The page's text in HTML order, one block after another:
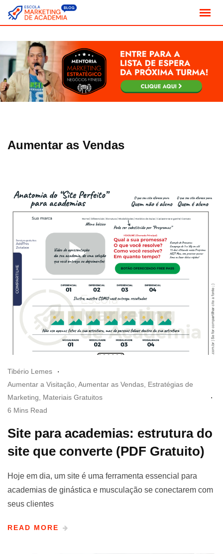
Skip
Aumentar as Vendas
Tibério Lemes
Aumentar a Visitação Aumentar as Vendas Estratégias de
Marketing
Materiais Gratuitos
6 Mins Read
Site para academias: estrutura do
site que converte (PDF Gratuito)
Hoje em dia, um site é uma ferramenta essencial para
academias de ginástica e musculação se conectarem com
seus clientes
READ MORE